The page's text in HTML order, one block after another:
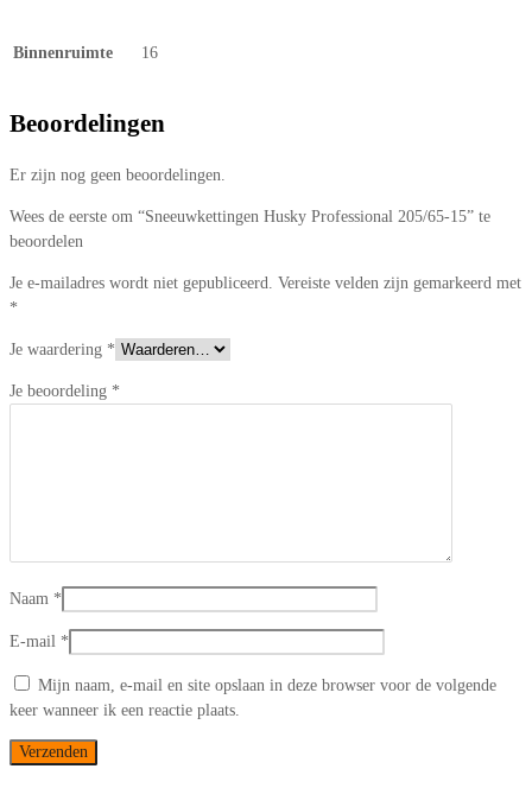
Binnenruimte 16
Beoordelingen
Er zijn nog geen beoordelingen.
Wees de eerste om “Sneeuwkettingen Husky Professional 205/65-15” te
beoordelen
Je e-mailadres wordt niet gepubliceerd. Vereiste velden zijn gemarkeerd met
*
Je waardering *
Je beoordeling *
Naam *
E-mail *
Mijn naam, e-mail en site opslaan in deze browser voor de volgende
keer wanneer ik een reactie plaats.